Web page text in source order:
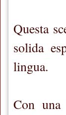
Questa
solida
lingua.
Con